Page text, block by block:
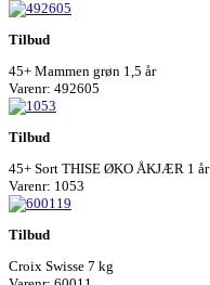
Tilbud
45+ Mammen grøn 1,5 år
Varenr: 492605
Tilbud
45+ Sort THISE ØKO ÅKJÆR 1 år
Varenr: 1053
Tilbud
Croix Swisse 7 kg